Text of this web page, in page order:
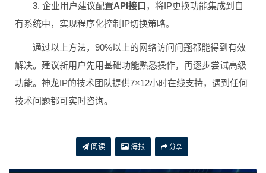
3. 企业用户建议配置API接口，将IP更换功能集成到自
有系统中，实现程序化控制IP切换策略。
通过以上方法，90%以上的网络访问问题都能得到有效
解决。建议新用户先用基础功能熟悉操作，再逐步尝试高级
功能。神龙IP的技术团队提供7×12小时在线支持，遇到任何
技术问题都可实时咨询。
阅读 海报 分享